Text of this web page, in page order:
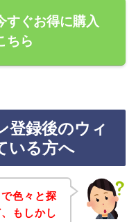
すぐお得に購入
ちら
登録後のウィ
いる方へ
色々と探
もしかし